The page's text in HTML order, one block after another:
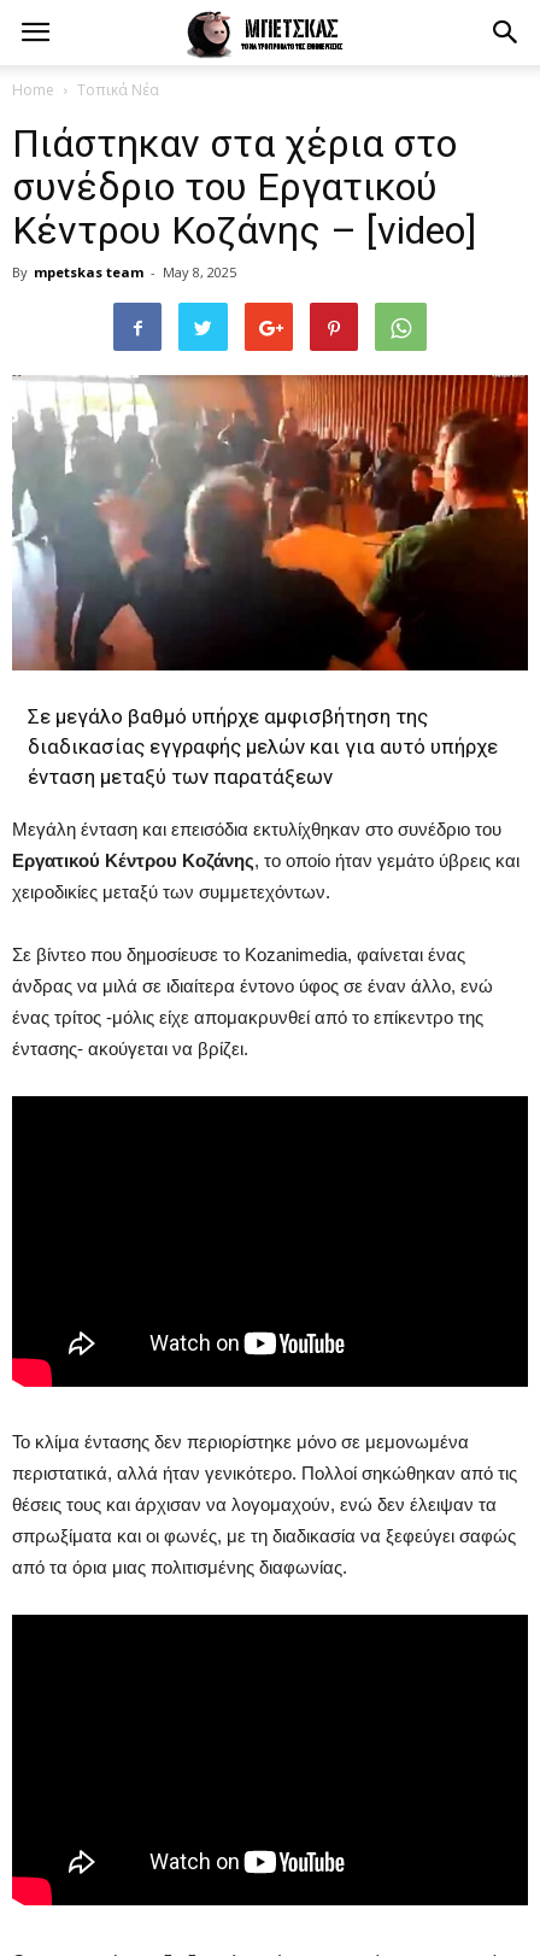
Home Τοπικά Νέα
Πιάστηκαν στα χέρια στο
συνέδριο του Εργατικού
Κέντρου Κοζάνης – [video]
By mpetskas team - May 8, 2025
Σε μεγάλο βαθμό υπήρχε αμφισβήτηση της
διαδικασίας εγγραφής μελών και για αυτό υπήρχε
ένταση μεταξύ των παρατάξεων
Μεγάλη ένταση και επεισόδια εκτυλίχθηκαν στο συνέδριο του
Εργατικού Κέντρου Κοζάνης, το οποίο ήταν γεμάτο ύβρεις και
χειροδικίες μεταξύ των συμμετεχόντων.
Σε βίντεο που δημοσίευσε το Kozanimedia, φαίνεται ένας
άνδρας να μιλά σε ιδιαίτερα έντονο ύφος σε έναν άλλο, ενώ
ένας τρίτος -μόλις είχε απομακρυνθεί από το επίκεντρο της
έντασης- ακούγεται να βρίζει.
Το κλίμα έντασης δεν περιορίστηκε μόνο σε μεμονωμένα
περιστατικά, αλλά ήταν γενικότερο. Πολλοί σηκώθηκαν από τις
θέσεις τους και άρχισαν να λογομαχούν, ενώ δεν έλειψαν τα
σπρωξίματα και οι φωνές, με τη διαδικασία να ξεφεύγει σαφώς
από τα όρια μιας πολιτισμένης διαφωνίας.